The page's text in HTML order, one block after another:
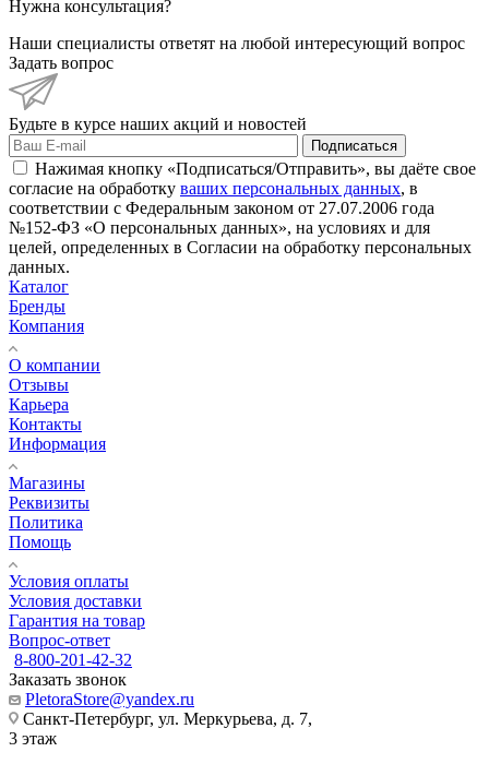
Нужна консультация?
Наши специалисты ответят на любой интересующий вопрос
Задать вопрос
Будьте в курсе наших акций и новостей
Подписаться
Нажимая кнопку «Подписаться/Отправить», вы даёте свое
согласие на обработку ваших персональных данных, в
соответствии с Федеральным законом от 27.07.2006 года
№152-ФЗ «О персональных данных», на условиях и для
целей, определенных в Согласии на обработку персональных
данных.
Каталог
Бренды
Компания
О компании
Отзывы
Карьера
Контакты
Информация
Магазины
Реквизиты
Политика
Помощь
Условия оплаты
Условия доставки
Гарантия на товар
Вопрос-ответ
8-800-201-42-32
Заказать звонок
PletoraStore@yandex.ru
Санкт-Петербург, ул. Меркурьева, д. 7,
3 этаж